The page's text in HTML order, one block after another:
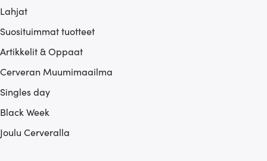
Lahjat
Suosituimmat tuotteet
Artikkelit & Oppaat
Cerveran Muumimaailma
Singles day
Black Week
Joulu Cerveralla